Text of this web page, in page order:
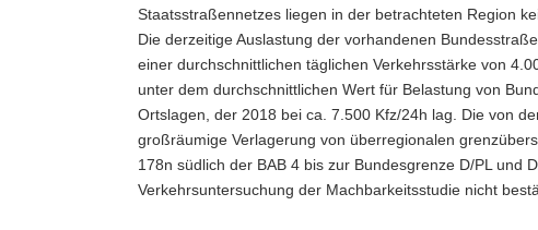
Staatsstraßennetzes liegen in der betrachteten Region
Die derzeitige Auslastung der vorhandenen
einer durchschnittlichen täglichen Verkehrsstärke von
unter dem durchschnittlichen Wert für Belastung von
Ortslagen, der 2018 bei ca. 7.500 Kfz/24h lag. Die von
großräumige Verlagerung von überregionalen
178n südlich der BAB 4 bis zur Bundesgrenze D/PL und
Verkehrsuntersuchung der Machbarkeitsstudie nicht